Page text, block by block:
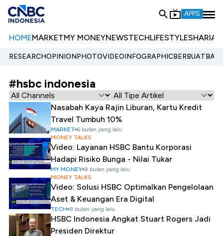
APPS
HOMEMARKETMY MONEYNEWSTECHLIFESTYLESHARIA
RESEARCHOPINIONPHOTOVIDEOINFOGRAPHIC
#hsbc indonesia
Nasabah Kaya Rajin Liburan, Kartu Kredit
Travel Tumbuh 10%
MARKET 6 bulan yang lalu
MONEY TALKS
Video: Layanan HSBC Bantu Korporasi
Hadapi Risiko Bunga - Nilai Tukar
MY MONEY 8 bulan yang lalu
MONEY TALKS
Video: Solusi HSBC Optimalkan Pengelolaan
Aset & Keuangan Era Digital
TECH 8 bulan yang lalu
HSBC Indonesia Angkat Stuart Rogers Jadi
Presiden Direktur